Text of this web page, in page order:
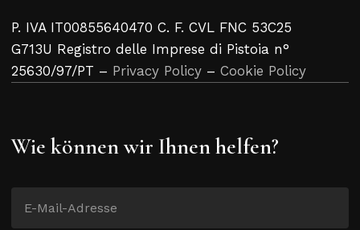
P. IVA IT00855640470 C. F. CVL FNC 53C25
G713U Registro delle Imprese di Pistoia n°
25630/97/PT – Privacy Policy – Cookie Policy
Wie können wir Ihnen helfen?